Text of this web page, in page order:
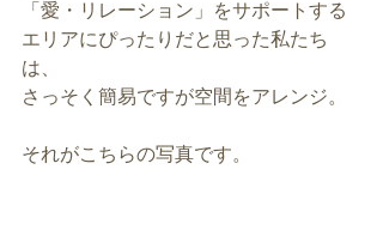
「愛・リレーション」をサポートする
エリアにぴったりだと思った私たち
は、
さっそく簡易ですが空間をアレンジ。
それがこちらの写真です。